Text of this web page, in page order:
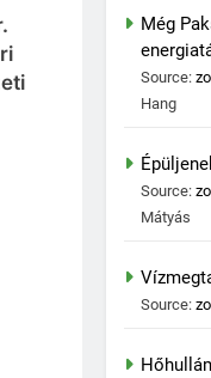
Még
Source:
Hang
Source:
Mátyás
Source: